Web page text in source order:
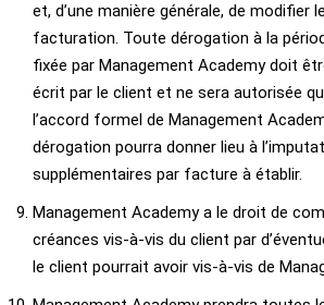
et, d’une manière générale, de modifier
facturation. Toute dérogation à la
fixée par Management Academy doit
écrit par le client et ne sera autorisée
l’accord formel de Management
dérogation pourra donner lieu à
supplémentaires par facture à établir.
Management Academy a le droit de
créances vis-à-vis du client par
le client pourrait avoir vis-à-vis de